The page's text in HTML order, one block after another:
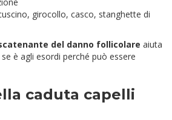
girocollo, casco, stanghette di
del danno follicolare aiuta
è agli esordi perché può essere
caduta capelli